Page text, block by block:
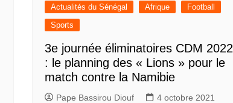
Actualités du Sénégal Afrique
Football
Sports
3e journée éliminatoires CDM 2022
: le planning des « Lions » pour le
match contre la Namibie
Pape Bassirou Diouf
4 octobre 2021